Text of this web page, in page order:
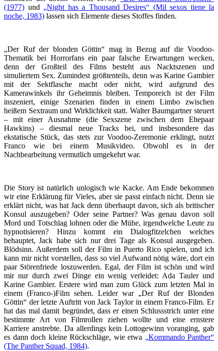
(1977) und „Night has a Thousand Desires“ (Mil sexos tiene la
noche, 1983) lassen sich Elemente dieses Stoffes finden.
„Der Ruf der blonden Göttin“ mag in Bezug auf die Voodoo-
Thematik bei Horrorfans ein paar falsche Erwartungen wecken,
denn der Großteil des Films besteht aus Nacktszenen und
simuliertem Sex. Zumindest größtenteils, denn was Karine Gambier
mit der Sektflasche macht oder nicht, wird aufgrund des
Kamerawinkels ihr Geheimnis bleiben. Temporeich ist der Film
inszeniert, einige Szenarien finden in einem Limbo zwischen
heißem Sextraum und Wirklichkeit statt. Walter Baumgartner steuert
– mit einer Ausnahme (die Sexszene zwischen dem Ehepaar
Hawkins) – diesmal neue Tracks bei, und insbesondere das
ekstatische Stück, das stets zur Voodoo-Zeremonie erklingt, nutzt
Franco wie bei einem Musikvideo. Obwohl es in der
Nachbearbeitung vermutlich umgekehrt war.
Die Story ist natürlich unlogisch wie Kacke. Am Ende bekommen
wir eine Erklärung für Vieles, aber sie passt einfach nicht. Denn sie
erklärt nicht, was hat Jack denn überhaupt davon, sich als britischer
Konsul auszugeben? Oder seine Partner? Was genau davon soll
Mord und Totschlag lohnen oder die Mühe, irgendwelche Leute zu
hypnotisieren? Hinzu kommt ein Dialogfitzelchen welches
behauptet, Jack habe sich nur drei Tage als Konsul ausgegeben.
Blödsinn. Außerdem soll der Film in Puerto Rico spielen, und ich
kann mir nicht vorstellen, dass so viel Aufwand nötig wäre, dort ein
paar Störenfriede loszuwerden. Egal, der Film ist schön und wird
mir nur durch zwei Dinge ein wenig verleidet: Ada Tauler und
Karine Gambier. Erstere wird man zum Glück zum letzten Mal in
einem (Franco-)Film sehen. Leider war „Der Ruf der Blonden
Göttin“ der letzte Auftritt von Jack Taylor in einem Franco-Film. Er
hat das mal damit begründet, dass er einen Schlussstrich unter eine
bestimmte Art von Filmrollen ziehen wollte und eine ernstere
Karriere anstrebte. Da allerdings kein Lottogewinn voranging, gab
es dann doch kleine Rückschläge, wie etwa „Kommando Panther“
(The Panther Squad, 1984).